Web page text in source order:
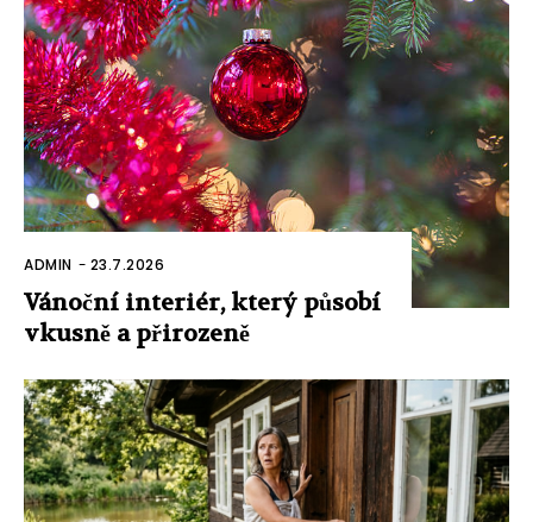
ADMIN - 23.7.2026
Vánoční interiér, který působí
vkusně a přirozeně